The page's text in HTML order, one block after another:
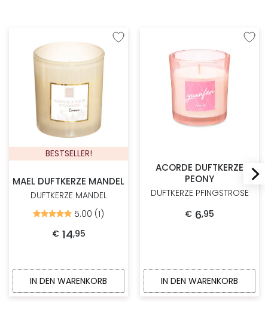
Zur Wunschliste hinzufügen
BESTSELLER!
MAEL DUFTKERZE MANDEL
DUFTKERZE MANDEL
Bewertet
5.00
von
5.00 (1)
€ 14,95
IN DEN WARENKORB
Zur
ACORDE DUFTKERZE
PEONY
DUFTKERZE PFINGSTROSE
€ 6,95
IN DEN WARENKORB